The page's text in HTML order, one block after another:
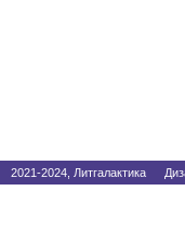
2021-2024, Литгалактика